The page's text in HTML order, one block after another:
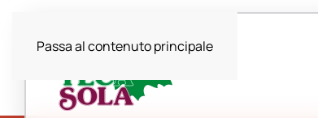
Passa al contenuto principale